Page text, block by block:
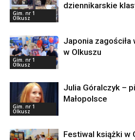
Gim. nr 1
Olkusz
dziennikarskie
Gim. nr 1
Olkusz
Japonia zagościła
w Olkuszu
Gim. nr 1
Olkusz
Julia Góralczyk –
Małopolsce
Festiwal książki w